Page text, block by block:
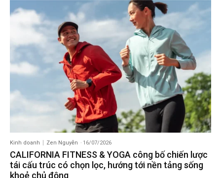
Kinh doanh Zen Nguyễn - 16/07/2026
CALIFORNIA FITNESS & YOGA công bố chiến lược
tái cấu trúc có chọn lọc, hướng tới nền tảng sống
khoẻ chủ động